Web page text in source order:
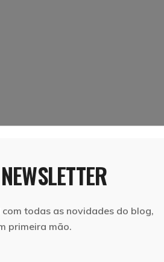
todas as novidades do blog,
primeira mão.